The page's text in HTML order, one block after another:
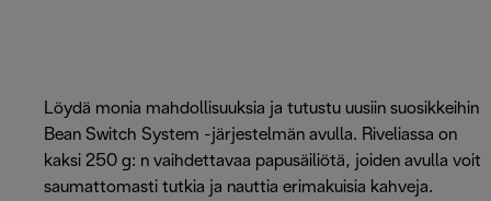
Löydä monia mahdollisuuksia ja tutustu uusiin suosikkeihin
Bean Switch System -järjestelmän avulla. Riveliassa on
kaksi 250 g: n vaihdettavaa papusäiliötä, joiden avulla voit
saumattomasti tutkia ja nauttia erimakuisia kahveja.